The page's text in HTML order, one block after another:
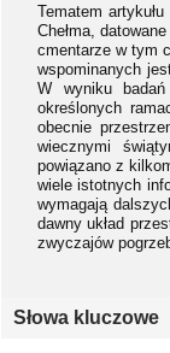
Tematem
Chełma,
cmentarze w tym
wspominanych
W wyniku
określonych
obecnie
wiecznymi
powiązano z
wiele istotnych
wymagają
dawny układ
zwyczajów
Słowa kluczowe